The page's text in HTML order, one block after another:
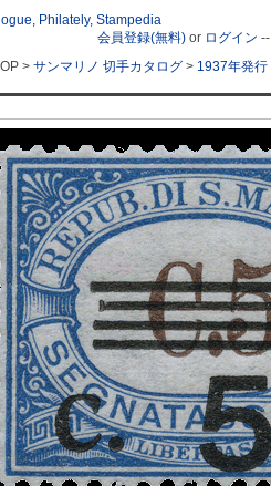
会員登録(無料) or ログイン --
> サンマリノ 切手カタログ > 1937年発行